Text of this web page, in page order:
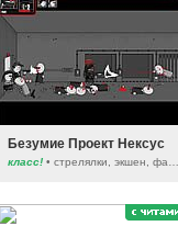
Безумие Проект Нексус
класс! • стрелялки, экшен, фантастические